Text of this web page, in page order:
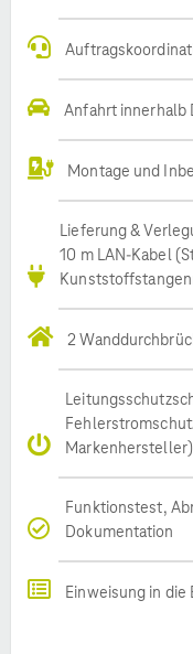
Anfahrt innerhalb
Montage und
Lieferung &
10 m LAN-Kabel
2
Markenhersteller)
Funktionstest,
Dokumentation
Einweisung in